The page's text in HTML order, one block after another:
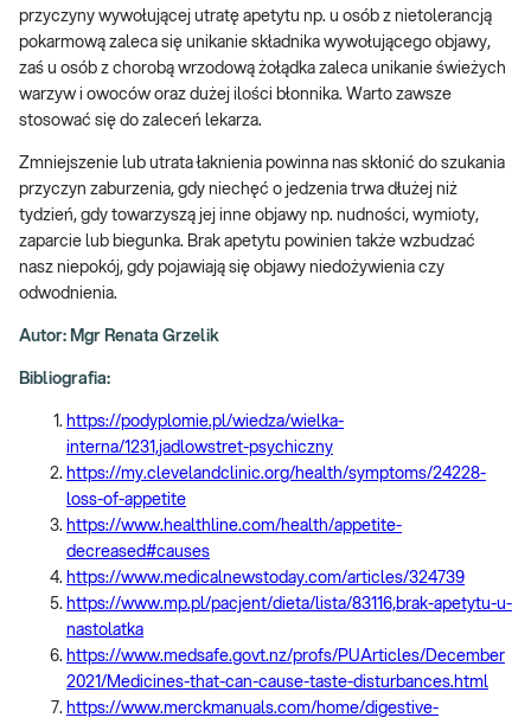
przyczyny wywołującej utratę apetytu np. u osób z nietolerancją
pokarmową zaleca się unikanie składnika wywołującego objawy,
zaś u osób z chorobą wrzodową żołądka zaleca unikanie świeżych
warzyw i owoców oraz dużej ilości błonnika. Warto zawsze
stosować się do zaleceń lekarza.
Zmniejszenie lub utrata łaknienia powinna nas skłonić do szukania
przyczyn zaburzenia, gdy niechęć o jedzenia trwa dłużej niż
tydzień, gdy towarzyszą jej inne objawy np. nudności, wymioty,
zaparcie lub biegunka. Brak apetytu powinien także wzbudzać
nasz niepokój, gdy pojawiają się objawy niedożywienia czy
odwodnienia.
Autor: Mgr Renata Grzelik
Bibliografia:
https://podyplomie.pl/wiedza/wielka-
interna/1231,jadlowstret-psychiczny
https://my.clevelandclinic.org/health/symptoms/24228-
loss-of-appetite
https://www.healthline.com/health/appetite-
decreased#causes
https://www.medicalnewstoday.com/articles/324739
https://www.mp.pl/pacjent/dieta/lista/83116,brak-apetytu-u-
nastolatka
https://www.medsafe.govt.nz/profs/PUArticles/December
2021/Medicines-that-can-cause-taste-disturbances.html
https://www.merckmanuals.com/home/digestive-